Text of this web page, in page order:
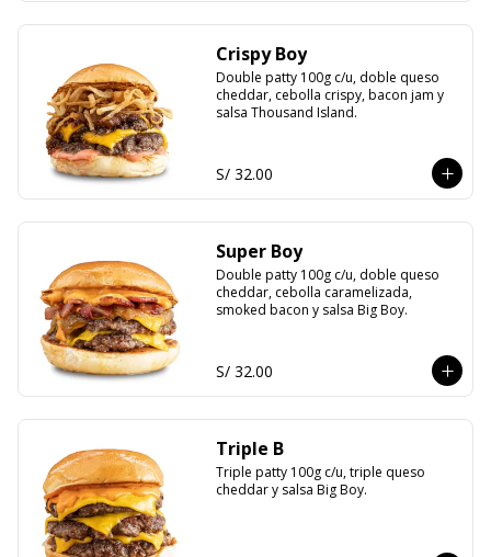
Crispy Boy
Double patty 100g c/u, doble queso
cheddar, cebolla crispy, bacon jam y
salsa Thousand Island.
S/ 32.00
Super Boy
Double patty 100g c/u, doble queso
cheddar, cebolla caramelizada,
smoked bacon y salsa Big Boy.
S/ 32.00
Triple B
Triple patty 100g c/u, triple queso
cheddar y salsa Big Boy.